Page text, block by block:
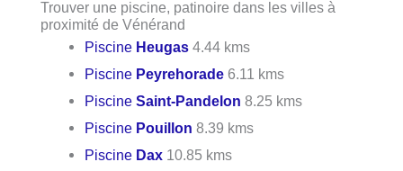
Trouver une piscine, patinoire dans les villes à
proximité de Vénérand
Piscine Heugas 4.44 kms
Piscine Peyrehorade 6.11 kms
PiscineSaint-Pandelon 8.25 kms
Piscine Pouillon 8.39 kms
Piscine Dax 10.85 kms